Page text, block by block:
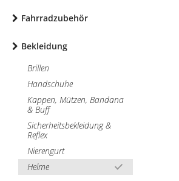
Fahrradzubehör
Bekleidung
Brillen
Handschuhe
Kappen, Mützen, Bandana
& Buff
Sicherheitsbekleidung &
Reflex
Nierengurt
Helme